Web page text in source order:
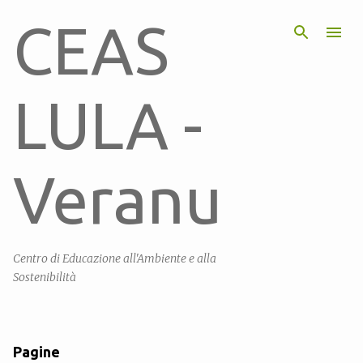
CEAS
LULA -
Veranu
Centro di Educazione all'Ambiente e alla
Sostenibilità
Pagine